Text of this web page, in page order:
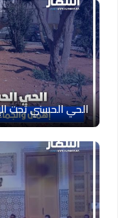
الحي الحسني تحت